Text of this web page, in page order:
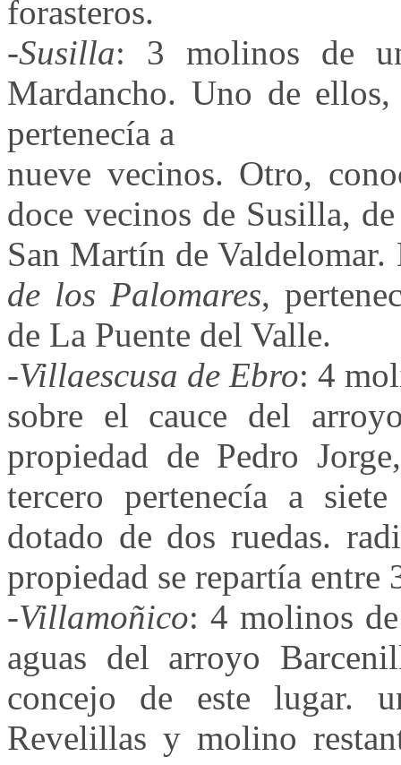
forasteros.
-Susilla: 3 molinos de
Mardancho. Uno de
pertenecía a
nueve vecinos. Otro,
doce vecinos de Susilla,
San Martín de
de los Palomares,
de La Puente del Valle.
-Villaescusa de Ebro: 4
sobre el cauce del
propiedad de Pedro
tercero pertenecía a
dotado de dos ruedas.
propiedad se repartía entre
-Villamoñico: 4 molinos
aguas del arroyo
concejo de este lugar.
Revelillas y molino